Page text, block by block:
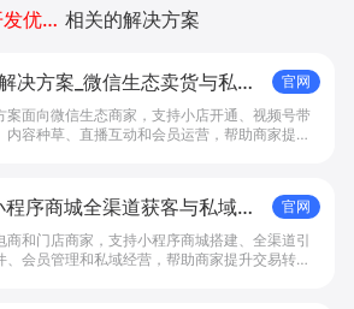
app开发与小程序开发优劣对比 相关的解决方案
决方案_微信生态卖货与私域
找有赞
官网
案面向微信生态商家，支持小店开通、视频号带
容种草、直播互动和会员运营，帮助商家提升
序商城全渠道获客与私域复
, 找有赞
官网
商和门店商家，支持小程序商城搭建、全渠道引
会员管理和私域经营，帮助商家提升交易转化